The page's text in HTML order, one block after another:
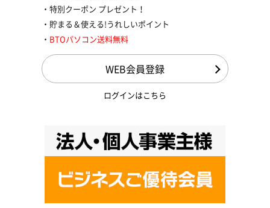
特別クーポン プレゼント！
貯まる＆使える!うれしいポイント
BTOパソコン送料無料
WEB会員登録
ログインはこちら